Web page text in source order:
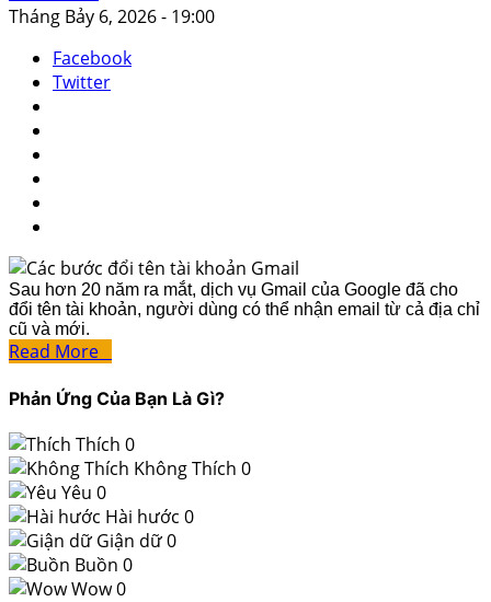
Tháng Bảy 6, 2026 - 19:00
Facebook
Twitter
Sau hơn 20 năm ra mắt, dịch vụ Gmail của Google đã cho
đổi tên tài khoản, người dùng có thể nhận email từ cả địa chỉ
cũ và mới.
Read More
Phản Ứng Của Bạn Là Gì?
Thích 0
Không Thích 0
Yêu 0
Hài hước 0
Giận dữ0
Buồn 0
Wow0